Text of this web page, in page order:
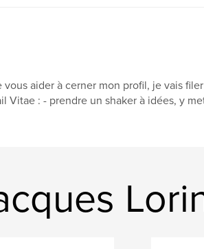
vous aider à cerner mon profil, je vais
Vitae : - prendre un shaker à idées, y